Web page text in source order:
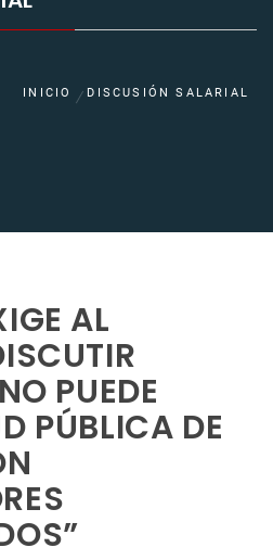
INICIO DISCUSIÓN SALARIAL
AL
PUEDE
PÚBLICA DE